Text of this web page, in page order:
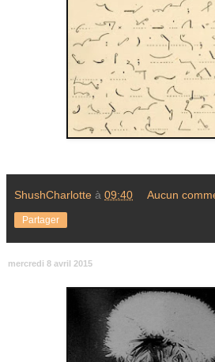
ShushCharlotte à 09:40 Aucun
Partager
mercredi 8 avril 2015